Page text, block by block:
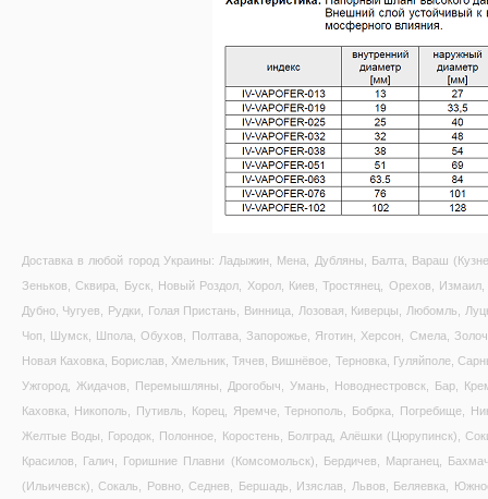
Доставка в любой город Украины: Ладыжин, Мена, Дубляны, Балта, Вараш
Зеньков, Сквира, Буск, Новый Роздол, Хорол, Киев, Тростянец, Орехов,
Дубно, Чугуев, Рудки, Голая Пристань, Винница, Лозовая, Киверцы, Любомль,
Чоп, Шумск, Шпола, Обухов, Полтава, Запорожье, Яготин, Херсон, Смела,
Новая Каховка, Борислав, Хмельник, Тячев, Вишнёвое, Терновка, Гуляйполе,
Ужгород, Жидачов, Перемышляны, Дрогобыч, Умань, Новоднестровск, Бар,
Каховка, Никополь, Путивль, Корец, Яремче, Тернополь, Бобрка, Погребище,
Желтые Воды, Городок, Полонное, Коростень, Болград, Алёшки (Цюрупинск),
Красилов, Галич, Горишние Плавни (Комсомольск), Бердичев, Марганец,
(Ильичевск), Сокаль, Ровно, Седнев, Бершадь, Изяслав, Львов, Беляевка,